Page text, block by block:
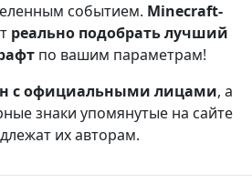
событием. Minecraft-
реально подобрать лучший
по вашим параметрам!
с официальными лицами, а
знаки упомянутые на сайте
их авторам.